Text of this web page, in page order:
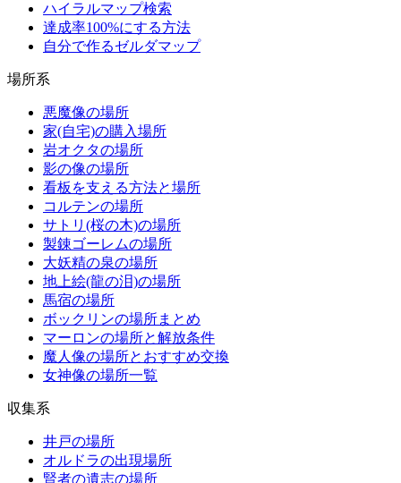
ハイラルマップ検索
達成率100%にする方法
自分で作るゼルダマップ
場所系
悪魔像の場所
家(自宅)の購入場所
岩オクタの場所
影の像の場所
看板を支える方法と場所
コルテンの場所
サトリ(桜の木)の場所
製錬ゴーレムの場所
大妖精の泉の場所
地上絵(龍の泪)の場所
馬宿の場所
ボックリンの場所まとめ
マーロンの場所と解放条件
魔人像の場所とおすすめ交換
女神像の場所一覧
収集系
井戸の場所
オルドラの出現場所
賢者の遺志の場所